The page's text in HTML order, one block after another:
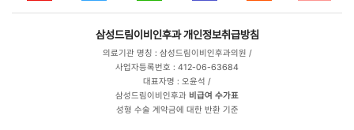
삼성드림이비인후과 개인정보취급방침
의료기관 명칭 : 삼성드림이비인후과의원 /
사업자등록번호 : 412-06-63684
대표자명 : 오윤석 /
삼성드림이비인후과 비급여 수가표
성형 수술 계약금에 대한 반환 기준